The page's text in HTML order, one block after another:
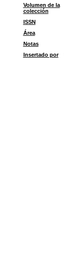
Volumen de la
colección
ISSN
Área
Notas
Insertado por